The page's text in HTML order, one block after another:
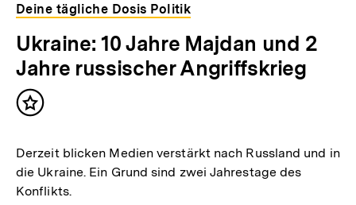
Deine tägliche Dosis Politik
Ukraine: 10 Jahre Majdan und 2
Jahre russischer Angriffskrieg
Inhalt
Derzeit blicken Medien verstärkt nach Russland und in
die Ukraine. Ein Grund sind zwei Jahrestage des
Konflikts.